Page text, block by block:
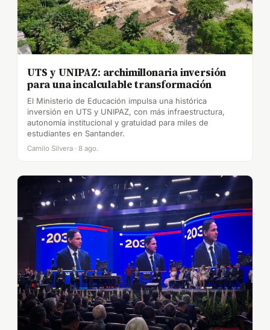
UTS y UNIPAZ: archimillonaria inversión
para una incalculable transformación
El Ministerio de Educación impulsa una histórica
inversión en UTS y UNIPAZ, con más infraestructura,
autonomía institucional y gratuidad para miles de
estudiantes en Santander.
Camilo Silvera · 8 ago.